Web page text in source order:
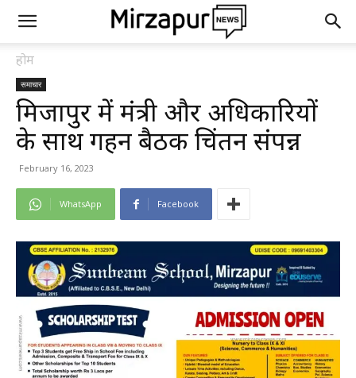
होम
समाचार
मिर्जापुर में मंत्री और अधिकारियों
के साथ गहन बैठक चिंतन संपन्न
February 16, 2023
WhatsApp Facebook